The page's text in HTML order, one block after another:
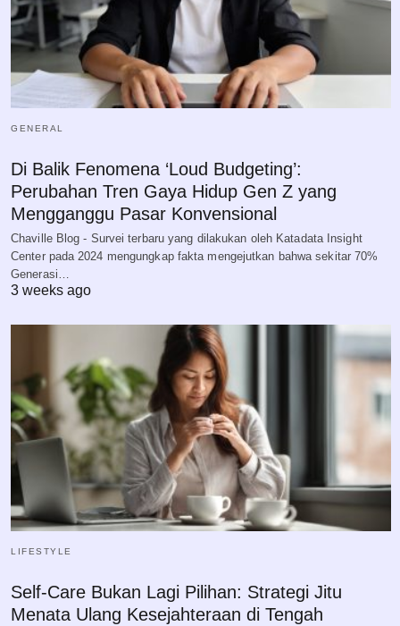
GENERAL
Di Balik Fenomena ‘Loud Budgeting’:
Perubahan Tren Gaya Hidup Gen Z yang
Mengganggu Pasar Konvensional
Chaville Blog - Survei terbaru yang dilakukan oleh Katadata Insight
Center pada 2024 mengungkap fakta mengejutkan bahwa sekitar 70%
Generasi…
3 weeks ago
LIFESTYLE
Self-Care Bukan Lagi Pilihan: Strategi Jitu
Menata Ulang Kesejahteraan di Tengah